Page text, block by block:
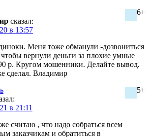
6+
сказал:
в 13:57
Меня тоже обманули -дозвониться
вернули деньги за плохие умные
р. Кругом мошенники. Делайте вывод.
сделал. Владимир
5+
в 21:11
считаю , что надо собраться всем
заказчикам и обратиться в